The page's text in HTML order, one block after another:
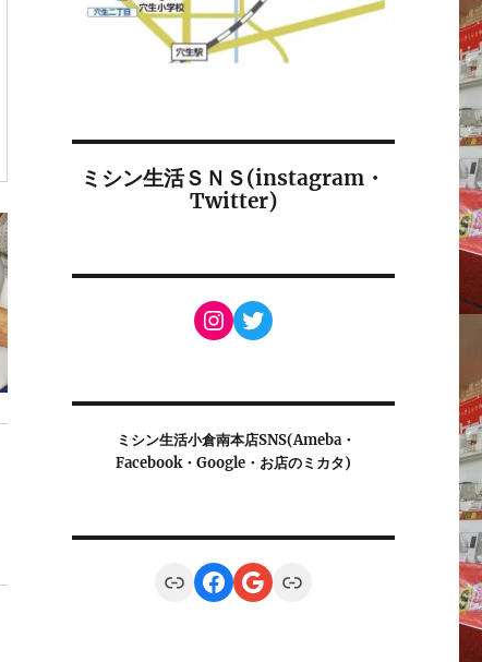
ミシン生活ＳＮＳ(instagram・
Twitter)
Instagram
Twitter
ミシン生活小倉南本店SNS(Ameba・
Facebook・Google・お店のミカタ)
LinkFacebook
Google
Link